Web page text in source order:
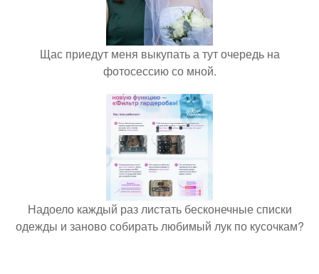
Щас приедут меня выкупать а тут очередь на
фотосессию со мной.
Надоело каждый раз листать бесконечные списки
одежды и заново собирать любимый лук по кусочкам?